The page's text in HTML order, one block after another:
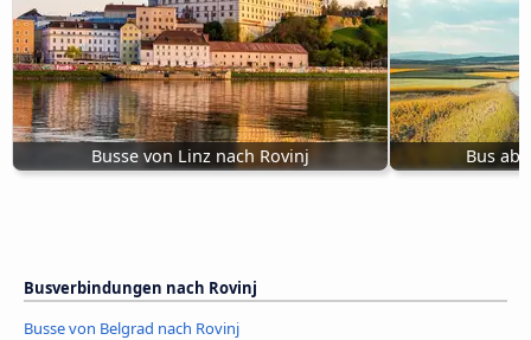
Busse von Linz nach Rovinj Bus ab
Busverbindungen nach Rovinj
Busse von Belgrad nach Rovinj